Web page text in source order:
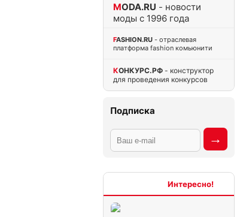
MODA.RU - новости
моды с 1996 года
FASHION.RU - отраслевая
платформа fashion комьюнити
КОНКУРС.РФ - конструктор
для проведения конкурсов
Подписка